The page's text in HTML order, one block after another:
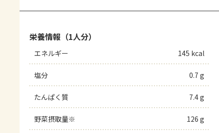
栄養情報（1人分）
エネルギー 145 kcal
塩分 0.7 g
たんぱく質 7.4 g
野菜摂取量※ 126 g